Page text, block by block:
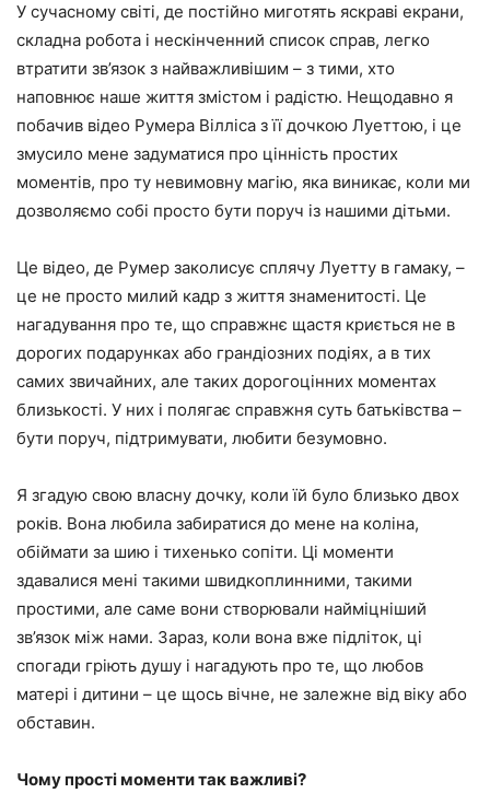
У сучасному світі, де постійно миготять яскраві екрани,
складна робота і нескінченний список справ, легко
втратити зв’язок з найважливішим – з тими, хто
наповнює наше життя змістом і радістю. Нещодавно я
побачив відео Румера Вілліса з її дочкою Луеттою, і це
змусило мене задуматися про цінність простих
моментів, про ту невимовну магію, яка виникає, коли ми
дозволяємо собі просто бути поруч із нашими дітьми.
Це відео, де Румер заколисує сплячу Луетту в гамаку, –
це не просто милий кадр з життя знаменитості. Це
нагадування про те, що справжнє щастя криється не в
дорогих подарунках або грандіозних подіях, а в тих
самих звичайних, але таких дорогоцінних моментах
близькості. У них і полягає справжня суть батьківства –
бути поруч, підтримувати, любити безумовно.
Я згадую свою власну дочку, коли їй було близько двох
років. Вона любила забиратися до мене на коліна,
обіймати за шию і тихенько сопіти. Ці моменти
здавалися мені такими швидкоплинними, такими
простими, але саме вони створювали найміцніший
зв’язок між нами. Зараз, коли вона вже підліток, ці
спогади гріють душу і нагадують про те, що любов
матері і дитини – це щось вічне, не залежне від віку або
обставин.
Чому прості моменти так важливі?